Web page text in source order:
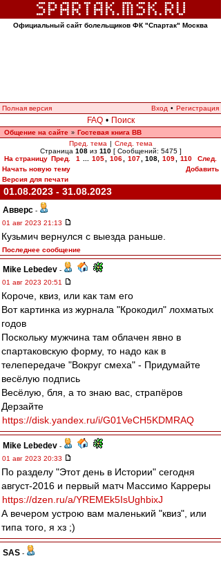
Официальный сайт болельщиков ФК "Спартак" Москва
Полная версия Вход • Регистрация
FAQ • Поиск
Общение на сайте » Гостевая книга ВВ
Пред. тема | След. тема
Страница 108из 110[ Сообщений: 5475 ]
На страницу Пред. 1 105 106 107 108 109 110
След.
Начать новую тему
Добавить
Версия для печати
01.08.2023 - 31.08.2023
Авверс -
01 авг 2023 21:13
Кузьмич вернулся с выезда раньше.
Последнее сообщение
Mike Lebedev -
01 авг 2023 20:51
Короче, квиз, или как там его
Вот картинка из журнала "Крокодил" лохматых
годов
Поскольку мужчина там облачен явно в
спартаковскую форму, то надо как в
телепередаче "Вокруг смеха" - Придумайте
весёлую подпись
Весёлую, бля, а то знаю вас, страпёров
Дерзайте
https://disk.yandex.ru/i/G01VeCH5KDMRAQ
Mike Lebedev -
01 авг 2023 20:33
По разделу "Этот день в Истории" сегодня
август-2016 и первый матч Массимо Карреры
https://dzen.ru/a/YREMEk5IsUghbixJ
А вечером устрою вам маленький "квиз", или
типа того, я хз ;)
SAS -